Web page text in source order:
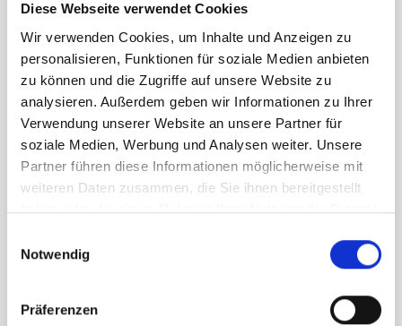
Diese Webseite verwendet Cookies
Wir verwenden Cookies, um Inhalte und Anzeigen zu
personalisieren, Funktionen für soziale Medien anbieten
zu können und die Zugriffe auf unsere Website zu
analysieren. Außerdem geben wir Informationen zu Ihrer
Verwendung unserer Website an unsere Partner für
soziale Medien, Werbung und Analysen weiter. Unsere
Partner führen diese Informationen möglicherweise mit
weiteren Daten zusammen, die Sie ihnen bereitgestellt
haben oder die sie im Rahmen Ihrer Nutzung der Dienste
Notwendig
Präferenzen
E-Mail*
Telefonnummer
Deine Nachricht